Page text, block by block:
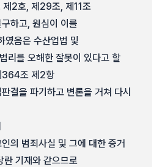
2호, 제29조, 제11조
하고, 원심이 이를
였음은 수산업법 및
리를 오해한 잘못이 있다고 할
364조 제2항
결을 파기하고 변론을 거쳐 다시
의 범죄사실 및 그에 대한 증거
란 기재와 같으므로